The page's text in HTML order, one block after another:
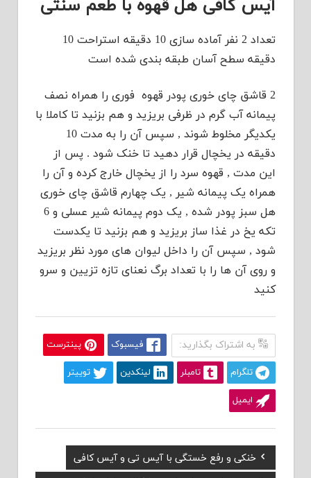
آیس کافی هل قهوه با طعم سنتی
تعداد 2 نفر آماده سازی 10 دقیقه استراحت 10
دقیقه سطح آسان طبقه بندی شده است
2 قاشق چای خوری پودر قهوه فوری را همراه نصف
پیمانه آب گرم در ظرفی بریزید و هم بزنید تا کاملا با
یکدیگر مخلوط شوند , سپس آن را به مدت 10
دقیقه در یخچال قرار دهید تا خنک شود . پس از
این مدت , قهوه سرد را از یخچال خارج کرده و آن را
همراه یک پیمانه شیر , یک چهارم قاشق چای خوری
هل سبز پودر شده , یک دوم پیمانه شیر عسلی و 6
تکه یخ در غذا ساز بریزید و هم بزنید تا یکدست
شود , سپس آن را داخل لیوان های مورد نظر بریزید
و روی آن ها را با تعداد برگ نعنای تازه تزیین و سرو
کنید
به اشتراک بگذارید: فیسبوک پینترست
تلگرام تامبلر لینکدین توییتر
ایمیل
Previous
Post:
خنکی و رفع خستگی با آیس تی و آیس کافی